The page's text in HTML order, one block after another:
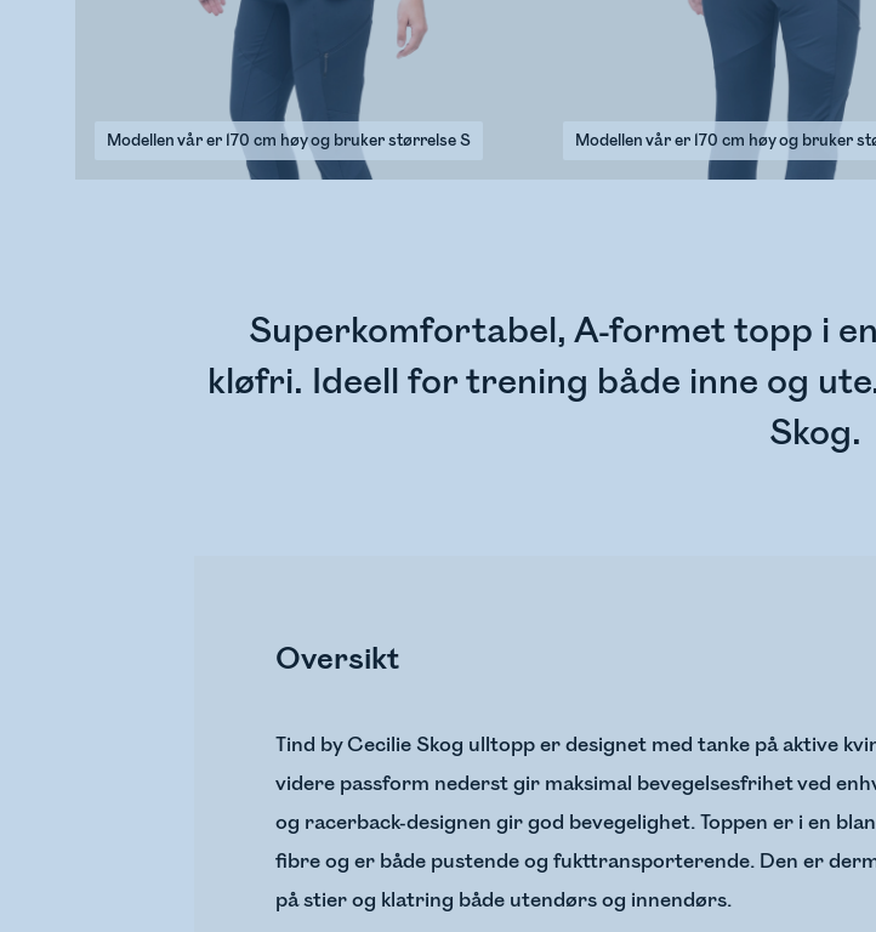
Modellen vår er 170 cm høy og bruker størrelse S Modellen vår er 170 cm høy og bruker
Superkomfortabel, A-formet topp i
kløfri. Ideell for trening både inne og
Skog.
Oversikt
Tind by Cecilie Skog ulltopp er designet med tanke på aktive
videre passform nederst gir maksimal bevegelsesfrihet ved
og racerback-designen gir god bevegelighet. Toppen er i en
fibre og er både pustende og fukttransporterende. Den er
på stier og klatring både utendørs og innendørs.